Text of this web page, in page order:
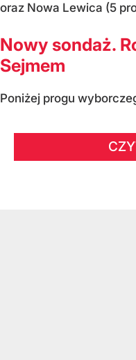
oraz Nowa Lewica (5
Nowy sondaż.
Sejmem
Poniżej progu